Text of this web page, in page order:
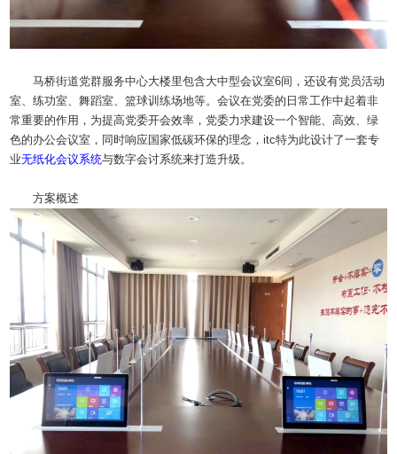
马桥街道党群服务中心大楼里包含大中型会议室6间，还设有党员活动
室、练功室、舞蹈室、篮球训练场地等。会议在党委的日常工作中起着非
常重要的作用，为提高党委开会效率，党委力求建设一个智能、高效、绿
色的办公会议室，同时响应国家低碳环保的理念，itc特为此设计了一套专
业无纸化会议系统与数字会讨系统来打造升级。
方案概述